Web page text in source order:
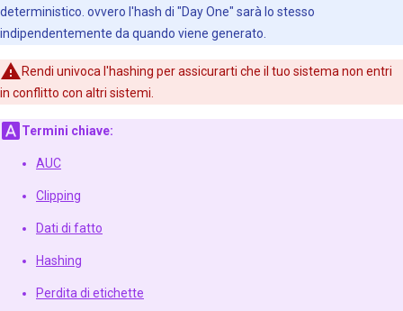
deterministico. ovvero l'hash di "Day One" sarà lo stesso
indipendentemente da quando viene generato.
Rendi univoca l'hashing per assicurarti che il tuo sistema non entri
in conflitto con altri sistemi.
Termini chiave:
AUC
Clipping
Dati di fatto
Hashing
Perdita di etichette